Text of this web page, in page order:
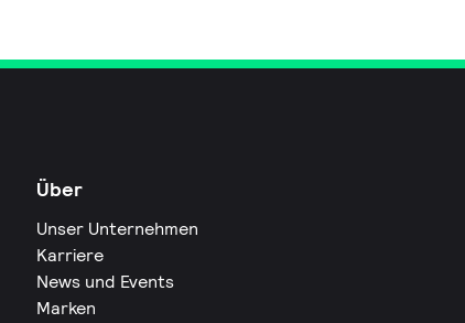
Über
Unser Unternehmen
Karriere
News und Events
Marken